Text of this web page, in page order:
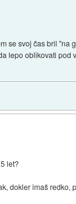
se svoj čas bril
lepo oblikovati
let?
dokler imaš